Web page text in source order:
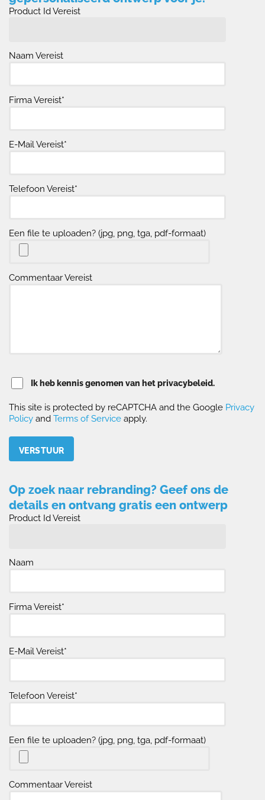
Product Id Vereist
Naam Vereist
Firma Vereist*
E-Mail Vereist*
Telefoon Vereist*
Een file te uploaden? (jpg, png, tga, pdf-formaat)
Commentaar Vereist
Ik heb kennis genomen van het privacybeleid.
This site is protected by reCAPTCHA and the Google Privacy
Policy and Terms of Service apply.
Op zoek naar rebranding? Geef ons de
details en ontvang gratis een ontwerp
Product Id Vereist
Naam
Firma Vereist*
E-Mail Vereist*
Telefoon Vereist*
Een file te uploaden? (jpg, png, tga, pdf-formaat)
Commentaar Vereist